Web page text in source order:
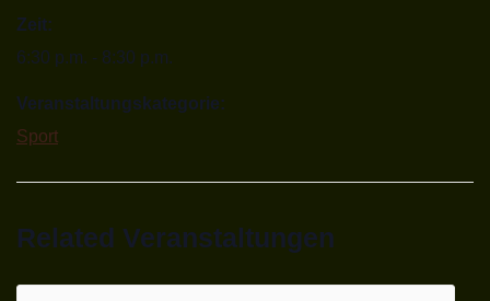
Zeit:
6:30 p.m. - 8:30 p.m.
Veranstaltungskategorie:
Sport
Related Veranstaltungen